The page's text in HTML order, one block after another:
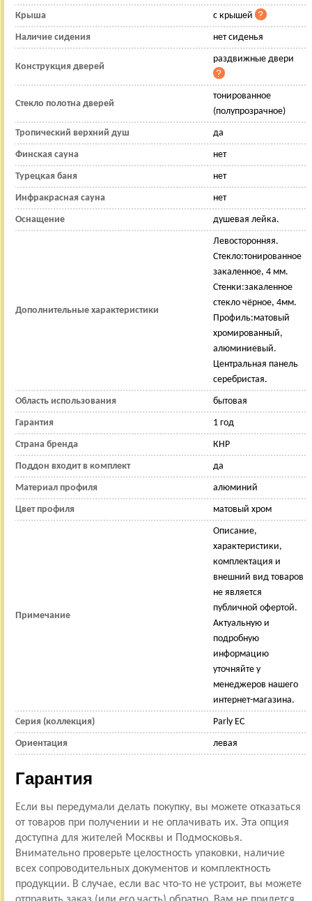
Крыша с крышей
Наличие сидения нет сиденья
Конструкция дверей
раздвижные двери
Стекло полотна дверей
тонированное
(полупрозрачное)
Тропический верхний душ да
Финская сауна нет
Турецкая баня нет
Инфракрасная сауна нет
Оснащение душевая лейка.
Дополнительные характеристики
Левосторонняя.
Стекло:тонированное
закаленное, 4 мм.
Стенки:закаленное
стекло чёрное, 4мм.
Профиль:матовый
хромированный,
алюминиевый.
Центральная панель
серебристая.
Область использования бытовая
Гарантия 1 год
Страна бренда КНР
Поддон входит в комплект да
Материал профиля алюминий
Цвет профиля матовый хром
Примечание
Описание,
характеристики,
комплектация и
внешний вид товаров
не является
публичной офертой.
Актуальную и
подробную
информацию
уточняйте у
менеджеров нашего
интернет-магазина.
Серия (коллекция) Parly EC
Ориентация левая
Гарантия
Если вы передумали делать покупку, вы можете отказаться
от товаров при получении и не оплачивать их. Эта опция
доступна для жителей Москвы и Подмосковья.
Внимательно проверьте целостность упаковки, наличие
всех сопроводительных документов и комплектность
продукции. В случае, если вас что-то не устроит, вы можете